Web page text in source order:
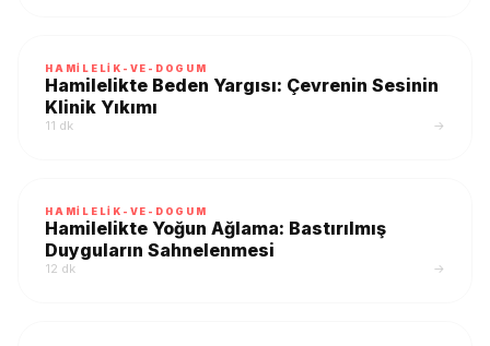
HAMILELIK-VE-DOGUM
Hamilelikte Beden Yargısı: Çevrenin Sesinin
Klinik Yıkımı
11 dk →
HAMILELIK-VE-DOGUM
Hamilelikte Yoğun Ağlama: Bastırılmış
Duyguların Sahnelenmesi
12 dk →